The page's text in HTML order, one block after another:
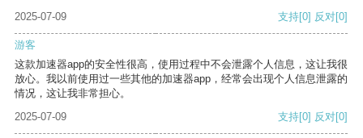
2025-07-09 支持[0] 反对[0]
游客
这款加速器app的安全性很高，使用过程中不会泄露个人信息，这让我很
放心。我以前使用过一些其他的加速器app，经常会出现个人信息泄露的
情况，这让我非常担心。
2025-07-09
支持[0] 反对[0]